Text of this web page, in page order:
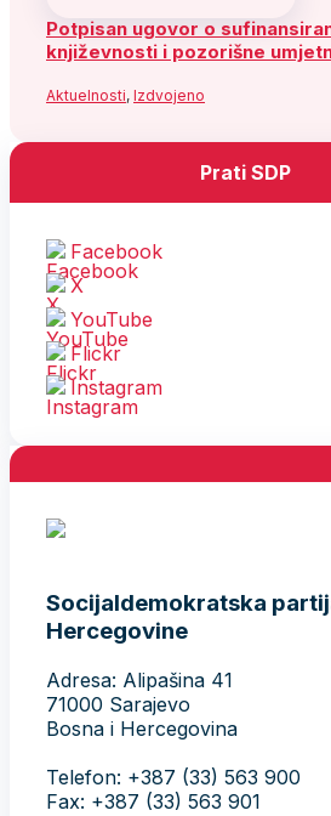
Potpisan ugovor o
književnosti i pozorišne
Aktuelnosti, Izdvojeno
Prati SDP
Facebook
X
YouTube
Flickr
Instagram
Socijaldemokratska
Hercegovine
Adresa: Alipašina 41
71000 Sarajevo
Bosna i Hercegovina
Telefon: +387 (33) 563 900
Fax: +387 (33) 563 901